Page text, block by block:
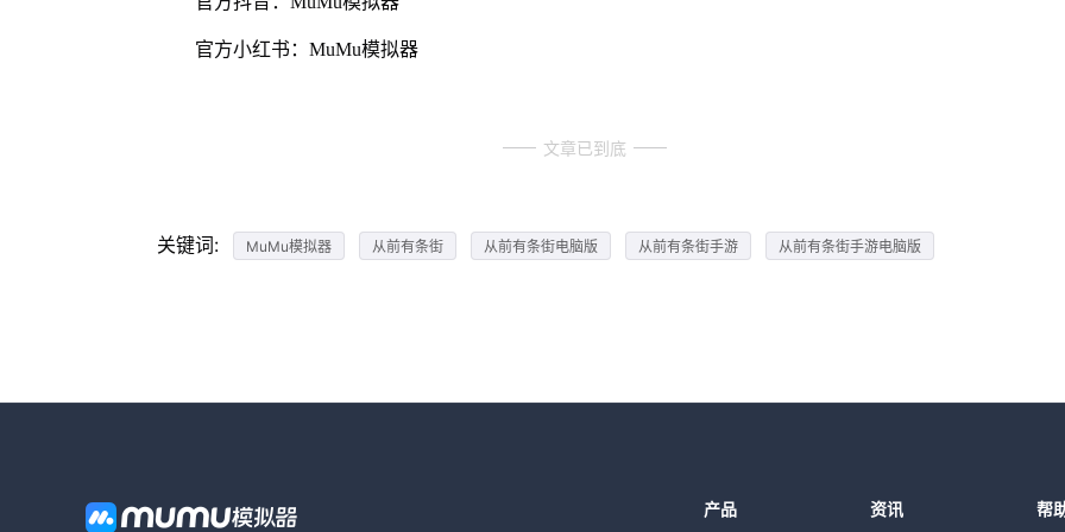
官方小红书：MuMu模拟器
文章已到底
关键词: MuMu模拟器 从前有条街 从前有条街电脑版 从前有条街手游 从前有条街手游电脑版
产品 资讯 帮